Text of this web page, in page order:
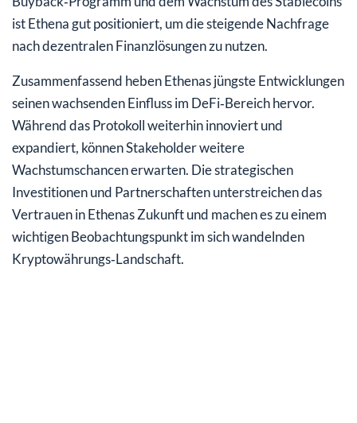
ist Ethena gut positioniert, um die steigende Nachfrage
nach dezentralen Finanzlösungen zu nutzen.
Zusammenfassend heben Ethenas jüngste Entwicklungen
seinen wachsenden Einfluss im DeFi‑Bereich hervor.
Während das Protokoll weiterhin innoviert und
expandiert, können Stakeholder weitere
Wachstumschancen erwarten. Die strategischen
Investitionen und Partnerschaften unterstreichen das
Vertrauen in Ethenas Zukunft und machen es zu einem
wichtigen Beobachtungspunkt im sich wandelnden
Kryptowährungs‑Landschaft.